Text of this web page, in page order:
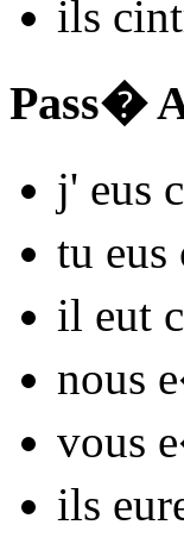
ils
Pass�
j' eus
tu
il eut
nous
vous
ils